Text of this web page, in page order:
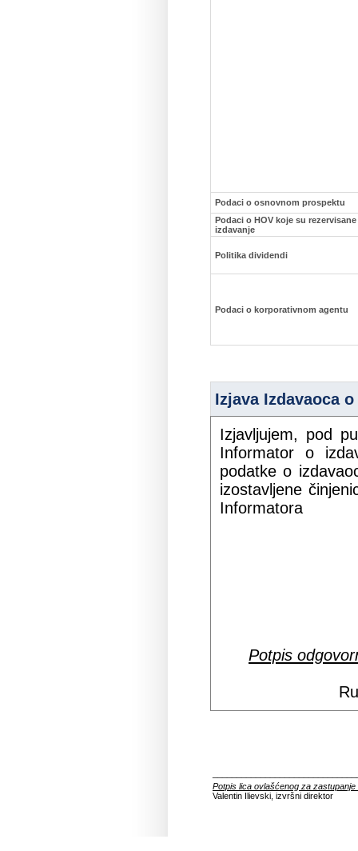
Podaci o osnovnom prospektu
Podaci o HOV koje su
izdavanje
Politika dividendi
Podaci o korporativnom agentu
Izjava Izdavaoca
Izjavljujem, pod
Informator o
podatke o
izostavljene
Informatora
Potpis
Potpis lica ovlašćenog za
Valentin Ilievski, izvršni direktor